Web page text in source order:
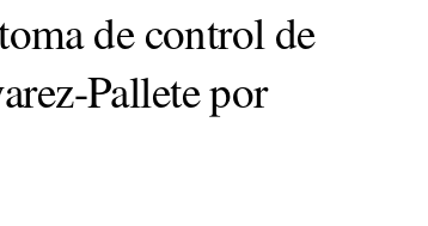
de control de
Pallete por